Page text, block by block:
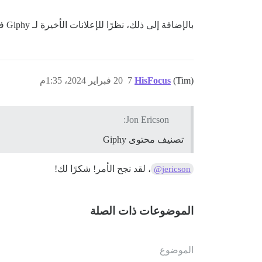
بالإضافة إلى ذلك، نظرًا للإعلانات الأخيرة لـ Giphy فيما يتعلق بالأسعار، أوصي بتجربة Tenor أيضًا.
HisFocus (Tim) 20 فبراير 2024، 1:35م 7
Jon Ericson:
تصنيف محتوى Giphy
@jericson ، لقد نجح الأمر! شكرًا لك!
الموضوعات ذات الصلة
الموضوع